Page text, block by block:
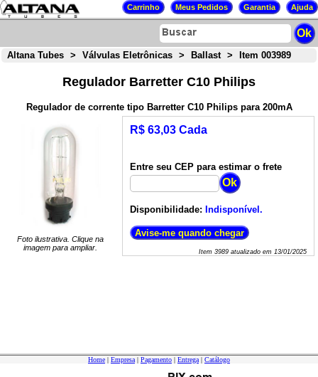
Altana Tubes > Válvulas Eletrônicas > Ballast > Item 003989
Regulador Barretter C10 Philips
Regulador de corrente tipo Barretter C10 Philips para 200mA
Foto ilustrativa. Clique na
imagem para ampliar.
R$ 63,03 Cada
Entre seu CEP para estimar o frete
Disponibilidade: Indisponível.
Item 3989atualizado em 13/01/2025
Home | Empresa | Pagamento | Entrega | Catálogo